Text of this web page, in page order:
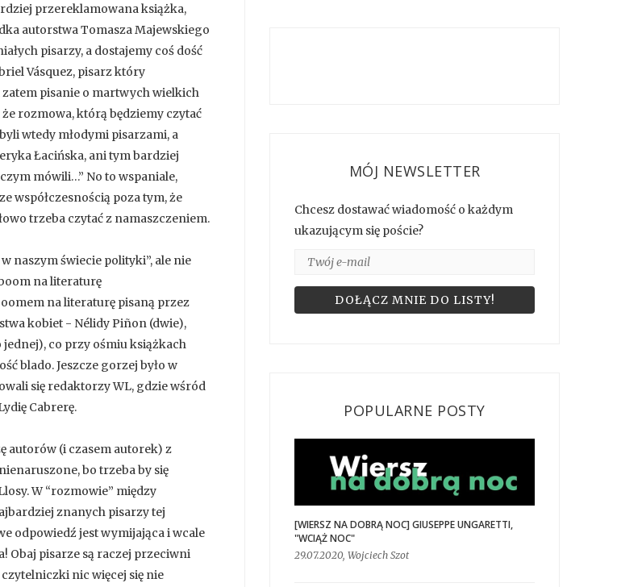
przereklamowana książka,
autorstwa Tomasza Majewskiego
pisarzy, a dostajemy coś dość
Vásquez, pisarz który
zatem pisanie o martwych wielkich
rozmowa, którą będziemy czytać
wtedy młodymi pisarzami, a
Łacińska, ani tym bardziej
mówili…” No to wspaniale,
współczesnością poza tym, że
trzeba czytać z namaszczeniem.
naszym świecie polityki”, ale nie
na literaturę
na literaturę pisaną przez
kobiet - Nélidy Piñon (dwie),
jednej), co przy ośmiu książkach
blado. Jeszcze gorzej było w
się redaktorzy WL, gdzie wśród
Cabrerę.
autorów (i czasem autorek) z
bo trzeba by się
W “rozmowie” między
znanych pisarzy tej
odpowiedź jest wymijająca i wcale
Obaj pisarze są raczej przeciwni
nic więcej się nie
MÓJ NEWSLETTER
Chcesz dostawać wiadomość o każdym
ukazującym się poście?
POPULARNE POSTY
[WIERSZ NA DOBRĄ NOC] GIUSEPPE UNGARETTI,
"WCIĄŻ NOC"
29.07.2020, Wojciech Szot